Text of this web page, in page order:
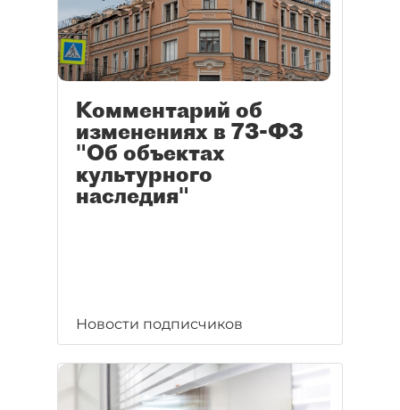
Комментарий об
изменениях в 73-ФЗ
"Об объектах
культурного
наследия"
Новости подписчиков